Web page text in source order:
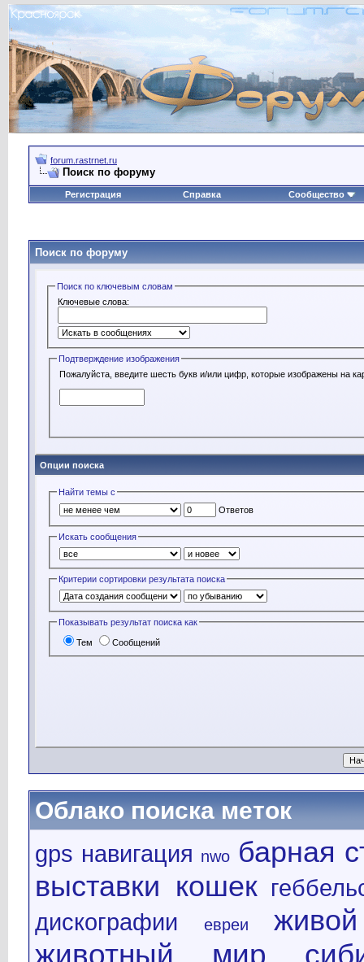
forum.rastrnet.ru
Поиск по форуму
Регистрация Справка Сообщество
Поиск по форуму
Поиск по ключевым словам
Ключевые слова:
Подтверждение изображения
Пожалуйста, введите шесть букв и/или цифр, которые изображены на
Опции поиска
Найти темы с
Ответов
Искать сообщения
Критерии сортировки результата поиска
Показывать результат поиска как
Тем Сообщений
Облако поиска меток
gps навигация nwo барная
выставки кошек
дискографии
евреи
животный мир